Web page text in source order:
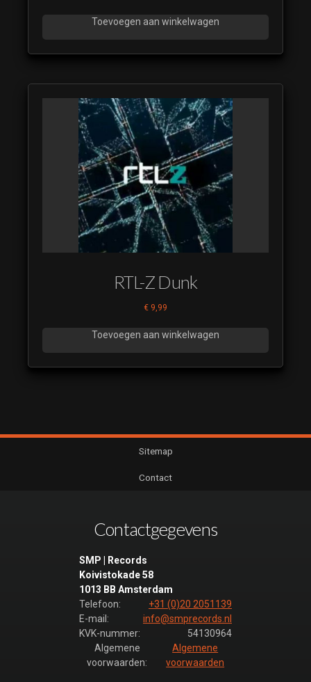
Toevoegen aan winkelwagen
RTL-Z Dunk
€ 9,99
Toevoegen aan winkelwagen
Sitemap
Contact
Contactgegevens
SMP | Records
Koivistokade 58
1013 BB Amsterdam
Telefoon:
+31 (0)20 2051139
E-mail:
info@smprecords.nl
KVK-nummer:
54130964
Algemene
voorwaarden:
Algemene
voorwaarden